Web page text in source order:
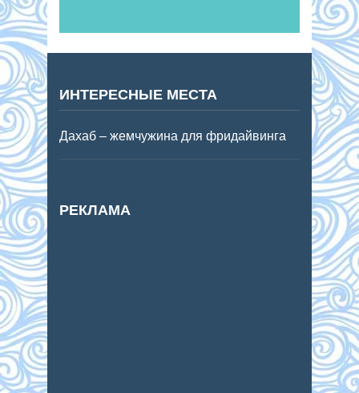
ИНТЕРЕСНЫЕ МЕСТА
Дахаб – жемчужина для фридайвинга
РЕКЛАМА